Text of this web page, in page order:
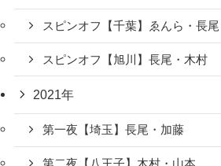
スピンオフ【千葉】ゑんら・長
スピンオフ【旭川】長尾・木村
2021年
第一夜【埼玉】長尾・加藤